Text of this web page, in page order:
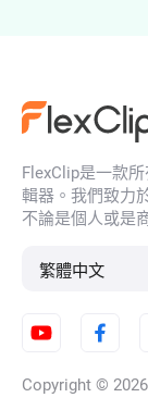
FlexClip是一款
輯器。我們致力
不論是個人或是
繁體中文
Copyright © 2026